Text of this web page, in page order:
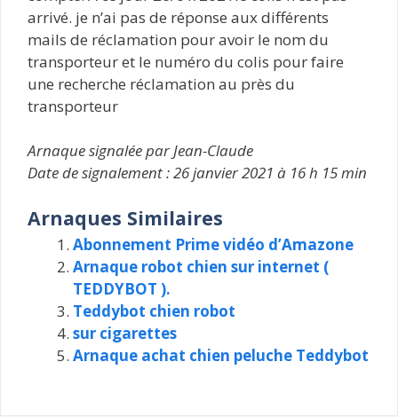
arrivé. je n’ai pas de réponse aux différents
mails de réclamation pour avoir le nom du
transporteur et le numéro du colis pour faire
une recherche réclamation au près du
transporteur
Arnaque signalée par Jean-Claude
Date de signalement : 26 janvier 2021 à 16 h 15 min
Arnaques Similaires
Abonnement Prime vidéo d’Amazone
Arnaque robot chien sur internet (
TEDDYBOT ).
Teddybot chien robot
sur cigarettes
Arnaque achat chien peluche Teddybot